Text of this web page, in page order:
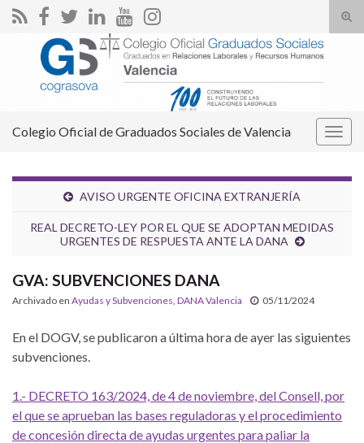
el
Search for:
Colegio Oficial de Graduados Sociales de Valencia
AVISO URGENTE OFICINA EXTRANJERÍA
REAL DECRETO-LEY POR EL QUE SE ADOPTAN MEDIDAS
URGENTES DE RESPUESTA ANTE LA DANA
GVA: SUBVENCIONES DANA
Archivado en Ayudas y Subvenciones DANA Valencia 05/11/2024
En el DOGV, se publicaron a última hora de ayer las siguientes
subvenciones.
1.- DECRETO 163/2024, de 4 de noviembre, del Consell, por
el que se aprueban las bases reguladoras y el procedimiento
de concesión directa de ayudas urgentes para paliar la